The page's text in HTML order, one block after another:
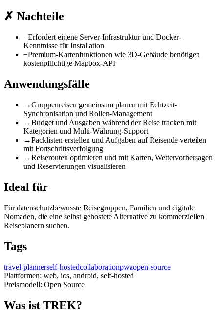
✗ Nachteile
−Erfordert eigene Server-Infrastruktur und Docker-
Kenntnisse für Installation
−Premium-Kartenfunktionen wie 3D-Gebäude benötigen
kostenpflichtige Mapbox-API
Anwendungsfälle
→Gruppenreisen gemeinsam planen mit Echtzeit-
Synchronisation und Rollen-Management
→Budget und Ausgaben während der Reise tracken mit
Kategorien und Multi-Währung-Support
→Packlisten erstellen und Aufgaben auf Reisende verteilen
mit Fortschrittsverfolgung
→Reiserouten optimieren und mit Karten, Wettervorhersagen
und Reservierungen visualisieren
Ideal für
Für datenschutzbewusste Reisegruppen, Familien und digitale
Nomaden, die eine selbst gehostete Alternative zu kommerziellen
Reiseplanern suchen.
Tags
travel-plannerself-hostedcollaborationpwaopen-source
Plattformen: web, ios, android, self-hosted
Preismodell: Open Source
Was ist TREK?